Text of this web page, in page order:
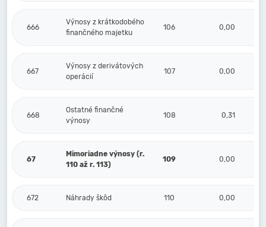
666
Výnosy z krátkodobého
finančného majetku
106 0,00
667
Výnosy z derivátových
operácií
107 0,00
668
Ostatné finančné
výnosy
108 0,31
67
Mimoriadne výnosy (r.
110 až r. 113)
109 0,00
672 Náhrady škôd 110 0,00